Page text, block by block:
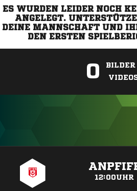
ES WURDEN LEIDER NOCH
ANGELEGT.
DEINE MANNSCHAFT UND
DEN ERSTEN
0
12:00UHR